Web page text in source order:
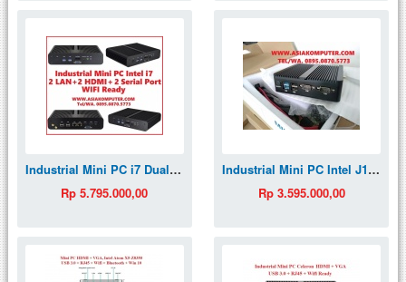
Industrial Mini PC i7 Dual LAN Dual HDMI Dual Serial Comm Port Fanless
Rp 5.795.000,00
Industrial Mini PC Intel J1900 Dual Lan Dual Serial RS232 MiniPC Fanless
Rp 3.595.000,00